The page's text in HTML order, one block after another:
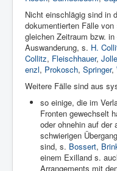
Nicht einschlägig sind in
dokumentierten Fälle von
gleichen Zeitraum bzw.
Auswanderung, s. H.
Collitz, Fleischhauer,
enzl, Prokosch, Springer,
Weitere Fälle sind aus
so einige, die im
Fronten gewechselt
oder ohnehin auf der
schwierigen
sind, s. Bossert,
einem Exilland s.
Arrangements mit